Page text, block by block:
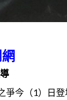
爭今（1）日